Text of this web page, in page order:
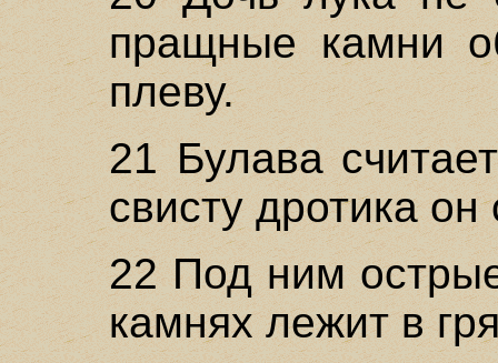
пращные камни
плеву.
21 Булава
свисту дротика он
22 Под ним
камнях лежит в